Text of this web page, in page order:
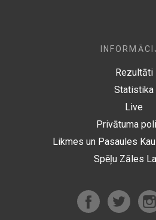
Rezultāti
Statistika
Live
Privātuma
Likmes un Pasaules
Spēļu Zāles